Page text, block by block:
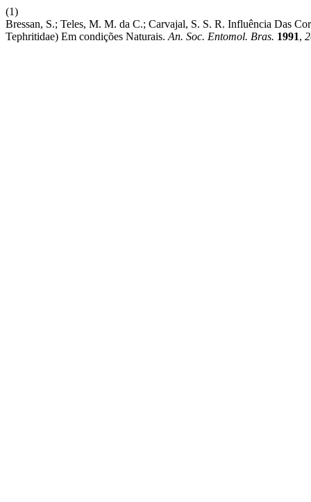
(1)
Bressan, S.; Teles, M. M. da C.; Carvajal, S. S. R. Influência Das
Tephritidae) Em condições Naturais. An. Soc. Entomol. Bras. 1991,